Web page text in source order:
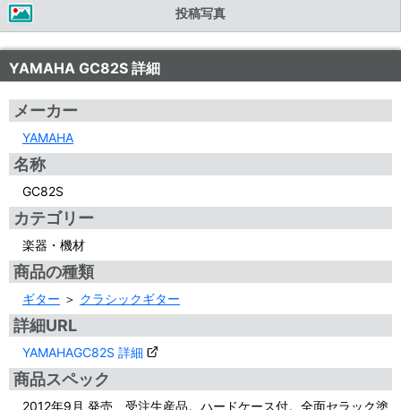
投稿写真
YAMAHA GC82S 詳細
メーカー
YAMAHA
名称
GC82S
カテゴリー
楽器・機材
商品の種類
ギター ＞ クラシックギター
詳細URL
YAMAHAGC82S 詳細
商品スペック
2012年9月 発売、受注生産品。ハードケース付。全面セラック塗